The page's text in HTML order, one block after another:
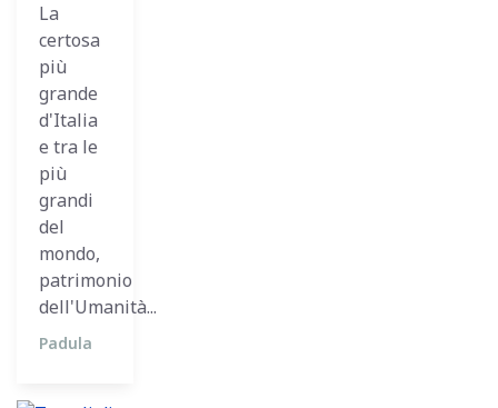
La
certosa
più
grande
d'Italia
e tra le
più
grandi
del
mondo,
patrimonio
dell'Umanità...
Padula